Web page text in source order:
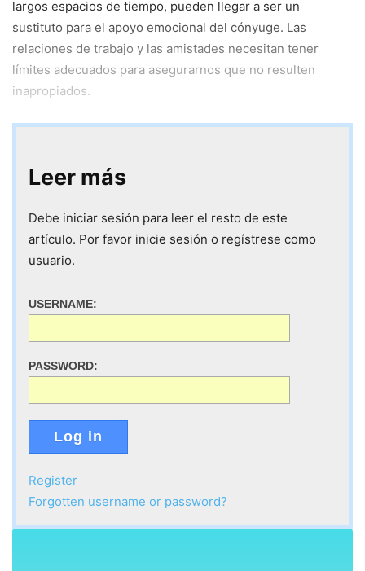
largos espacios de tiempo, pueden llegar a ser un
sustituto para el apoyo emocional del cónyuge. Las
relaciones de trabajo y las amistades necesitan tener
límites adecuados para asegurarnos que no resulten
inapropiados.
Leer más
Debe iniciar sesión para leer el resto de este
artículo. Por favor inicie sesión o regístrese como
usuario.
USERNAME:
PASSWORD:
Log in
Register
Forgotten username or password?